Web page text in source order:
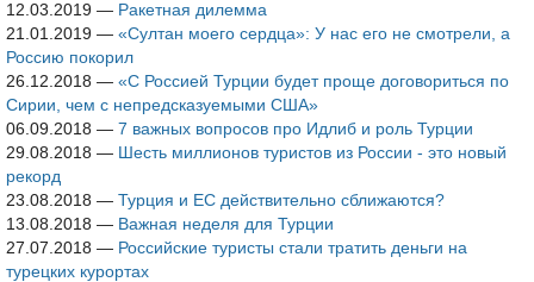
12.03.2019 — Ракетная дилемма
21.01.2019 — «Султан моего сердца»: У нас его не смотрели, а
Россию покорил
26.12.2018 — «С Россией Турции будет проще договориться по
Сирии, чем с непредсказуемыми США»
06.09.2018 — 7 важных вопросов про Идлиб и роль Турции
29.08.2018 — Шесть миллионов туристов из России - это новый
рекорд
23.08.2018 — Турция и ЕС действительно сближаются?
13.08.2018 — Важная неделя для Турции
27.07.2018 — Российские туристы стали тратить деньги на
турецких курортах